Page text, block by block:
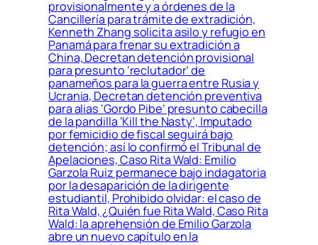
provisionalmente y a órdenes de la
Cancillería para trámite de extradición,
Kenneth Zhang solicita asilo y refugio en
Panamá para frenar su extradición a
China, Decretan detención provisional
para presunto ‘reclutador’ de
panameños para la guerra entre Rusia y
Ucrania, Decretan detención preventiva
para alias ‘Gordo Pibe’ presunto cabecilla
de la pandilla ‘Kill the Nasty’, Imputado
por femicidio de fiscal seguirá bajo
detención; así lo confirmó el Tribunal de
Apelaciones, Caso Rita Wald: Emilio
Garzola Ruiz permanece bajo indagatoria
por la desaparición de la dirigente
estudiantil, Prohibido olvidar: el caso de
Rita Wald, ¿Quién fue Rita Wald, Caso Rita
Wald: la aprehensión de Emilio Garzola
abre un nuevo capítulo en la